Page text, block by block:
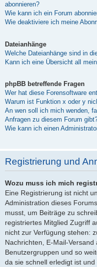
abonnieren?
Wie kann ich ein Forum
Wie deaktiviere ich meine
Dateianhänge
Welche Dateianhänge sind in
Kann ich eine Übersicht all
phpBB betreffende Fragen
Wer hat diese Forensoftware
Warum ist Funktion x oder y
An wen soll ich mich wenden,
Anfragen zu diesem Forum
Wie kann ich einen
Registrierung und
Wozu muss ich mich
Eine Registrierung ist nicht
Administration dieses
musst, um Beiträge zu
registriertes Mitglied Zugriff
nicht zur Verfügung stehen:
Nachrichten, E-Mail-
Benutzergruppen und so
da sie schnell erledigt ist